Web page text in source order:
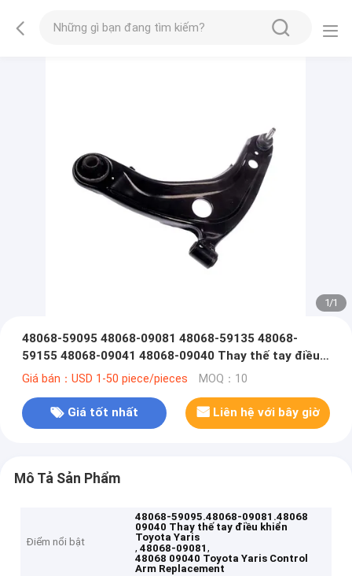
1/1
48068-59095 48068-09081 48068-59135 48068-
59155 48068-09041 48068-09040 Thay thế tay điều
khiển Toyota Yaris
Giá bán：USD 1-50 piece/pieces MOQ：10
Giá tốt nhất Liên hệ với bây giờ
Mô Tả Sản Phẩm
Điểm nổi bật
48068-59095.48068-09081.48068
09040 Thay thế tay điều khiển
Toyota Yaris
,48068-09081,
48068 09040 Toyota Yaris Control
Arm Replacement